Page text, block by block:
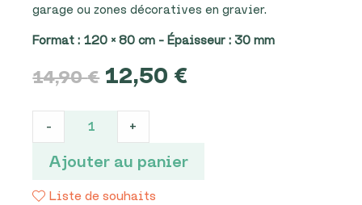
garage ou zones décoratives en gravier.
Format : 120 × 80 cm – Épaisseur : 30 mm
14,90€ LE
PRIX
INITIAL
ÉTAIT :
14,90 €.
12,50 €
stabilisatrice
pour
gravier
120×80
- +
Ajouter au panier
Liste de souhaits